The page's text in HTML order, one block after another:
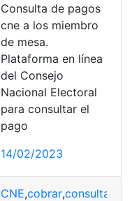
Consulta de pagos
cne a los miembro
de mesa.
Plataforma en línea
del Consejo
Nacional Electoral
para consultar el
pago
14/02/2023
CNE,cobrar,consultar